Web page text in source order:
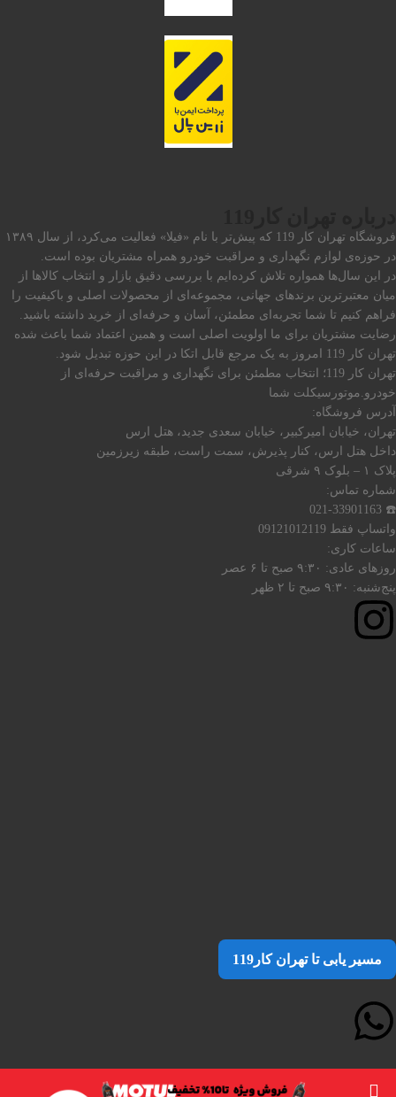
فروشگاه تهران کار 119 که پیش‌تر با نام «فیلا» فعالیت می‌کرد، از سال ۱۳۸۹
در حوزه‌ی لوازم نگهداری و مراقبت خودرو همراه مشتریان بوده است.
در این سال‌ها همواره تلاش کرده‌ایم با بررسی دقیق بازار و انتخاب کالاها از
میان معتبرترین برندهای جهانی، مجموعه‌ای از محصولات اصلی و باکیفیت را
فراهم کنیم تا شما تجربه‌ای مطمئن، آسان و حرفه‌ای از خرید داشته باشید.
رضایت مشتریان برای ما اولویت اصلی است و همین اعتماد شما باعث شده
تهران کار 119 امروز به یک مرجع قابل اتکا در این حوزه تبدیل شود.
تهران کار 119؛ انتخاب مطمئن برای نگهداری و مراقبت حرفه‌ای از
خودرو.موتورسیکلت شما
آدرس فروشگاه:
تهران، خیابان امیرکبیر، خیابان سعدی جدید، هتل ارس
داخل هتل ارس، کنار پذیرش، سمت راست، طبقه زیرزمین
پلاک ۱ – بلوک ۹ شرقی
شماره تماس:
☎️ 021-33901163
واتساپ فقط 09121012119
ساعات کاری:
روزهای عادی: ۹:۳۰ صبح تا ۶ عصر
پنج‌شنبه: ۹:۳۰ صبح تا ۲ ظهر
مسیر یابی تا تهران کار119